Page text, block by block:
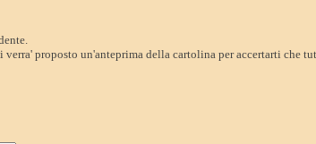
proposto un'anteprima della cartolina per accertarti che